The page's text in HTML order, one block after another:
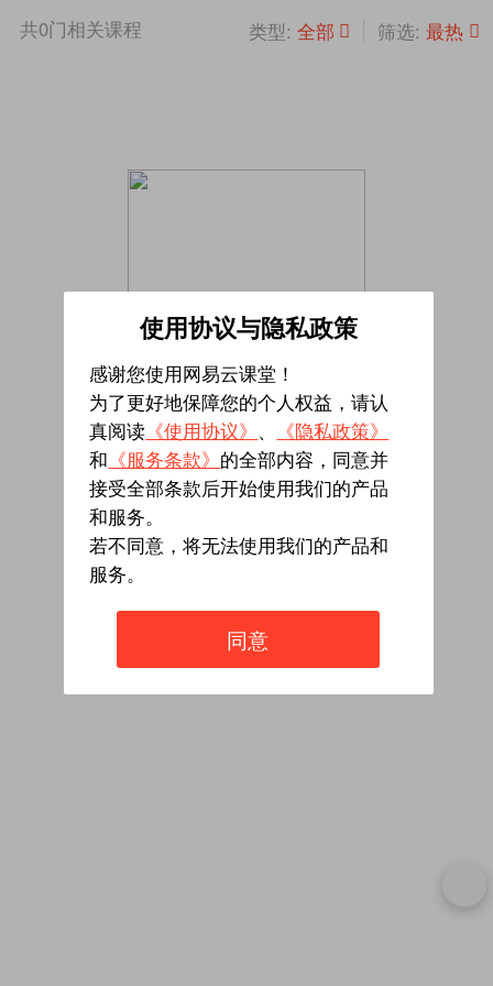
共0门相关课程 类型: 全部 筛选: 最热
暂无相关课程
使用协议与隐私政策
感谢您使用网易云课堂！
为了更好地保障您的个人权益，请认
真阅读 《使用协议》 、
《隐私政策》
和 《服务条款》 的全部内容，同意并
接受全部条款后开始使用我们的产品
和服务。
若不同意，将无法使用我们的产品和
服务。
同意